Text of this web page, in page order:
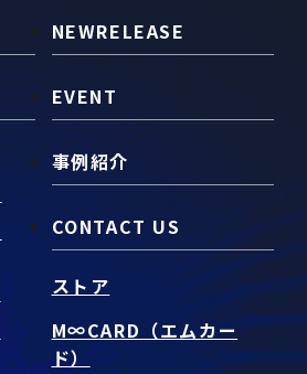
NEWRELEASE
EVENT
事例紹介
CONTACT US
ストア
M∞CARD（エムカー
ド）